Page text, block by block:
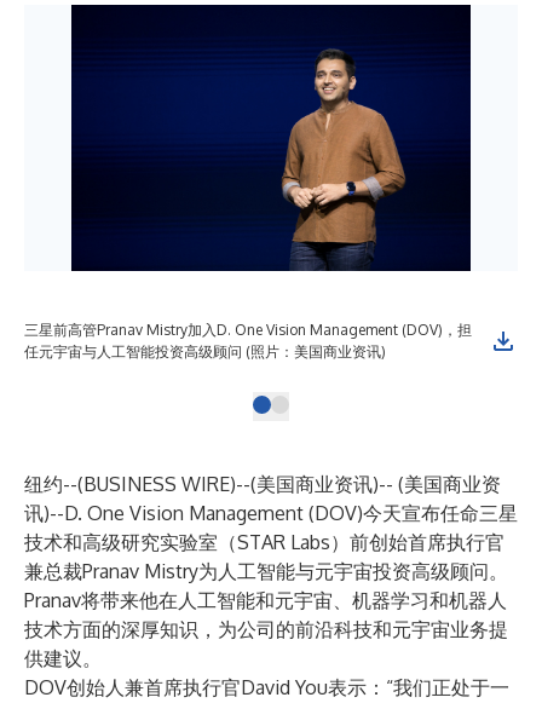
三星前高管Pranav Mistry加入D. One Vision Management (DOV)，担
任元宇宙与人工智能投资高级顾问 (照片：美国商业资讯)
纽约--(BUSINESS WIRE)--(美国商业资讯)-- (美国商业资
讯)--D. One Vision Management (DOV)今天宣布任命三星
技术和高级研究实验室（STAR Labs）前创始首席执行官
兼总裁Pranav Mistry为人工智能与元宇宙投资高级顾问。
Pranav将带来他在人工智能和元宇宙、机器学习和机器人
技术方面的深厚知识，为公司的前沿科技和元宇宙业务提
供建议。
DOV创始人兼首席执行官David You表示：“我们正处于一